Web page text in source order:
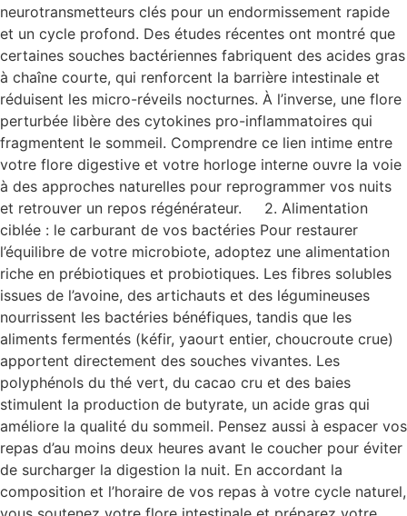
neurotransmetteurs clés pour un endormissement rapide
et un cycle profond. Des études récentes ont montré que
certaines souches bactériennes fabriquent des acides gras
à chaîne courte, qui renforcent la barrière intestinale et
réduisent les micro-réveils nocturnes. À l’inverse, une flore
perturbée libère des cytokines pro-inflammatoires qui
fragmentent le sommeil. Comprendre ce lien intime entre
votre flore digestive et votre horloge interne ouvre la voie
à des approches naturelles pour reprogrammer vos nuits
et retrouver un repos régénérateur. 2. Alimentation
ciblée : le carburant de vos bactéries Pour restaurer
l’équilibre de votre microbiote, adoptez une alimentation
riche en prébiotiques et probiotiques. Les fibres solubles
issues de l’avoine, des artichauts et des légumineuses
nourrissent les bactéries bénéfiques, tandis que les
aliments fermentés (kéfir, yaourt entier, choucroute crue)
apportent directement des souches vivantes. Les
polyphénols du thé vert, du cacao cru et des baies
stimulent la production de butyrate, un acide gras qui
améliore la qualité du sommeil. Pensez aussi à espacer vos
repas d’au moins deux heures avant le coucher pour éviter
de surcharger la digestion la nuit. En accordant la
composition et l’horaire de vos repas à votre cycle naturel,